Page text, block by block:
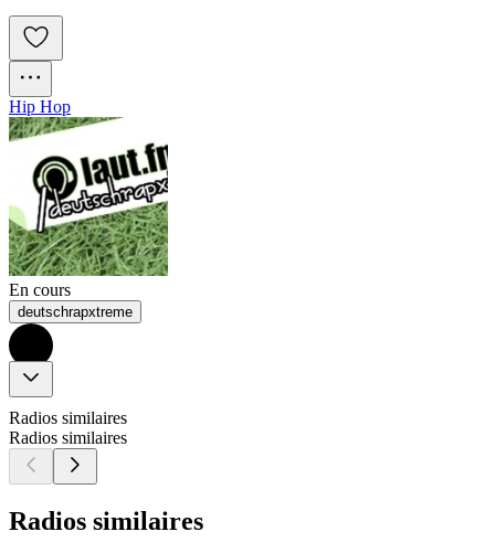
Hip Hop
En cours
deutschrapxtreme
Radios similaires
Radios similaires
Radios similaires